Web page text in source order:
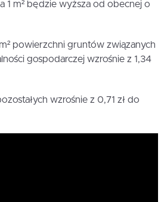
1 m² będzie wyższa od obecnej o
powierzchni gruntów związanych
gospodarczej wzrośnie z 1,34
wzrośnie z 0,71 zł do